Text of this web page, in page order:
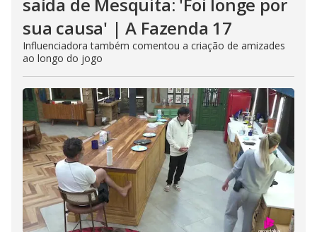
sua causa' | A Fazenda 17
Influenciadora também comentou a criação de amizades
ao longo do jogo